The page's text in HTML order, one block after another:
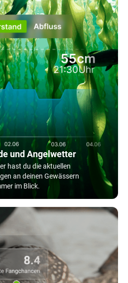
und Angelwetter
hast du die aktuellen
an deinen Gewässern
im Blick.